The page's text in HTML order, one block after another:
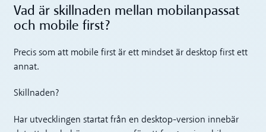
Vad är skillnaden mellan mobilanpassat
och mobile first?
Precis som att mobile first är ett mindset är desktop first ett
annat.
Skillnaden?
Har utvecklingen startat från en desktop-version innebär